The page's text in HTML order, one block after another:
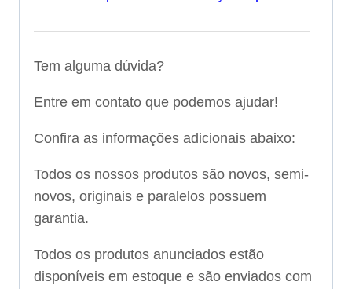
———————————————————–
Tem alguma dúvida?
Entre em contato que podemos ajudar!
Confira as informações adicionais abaixo:
Todos os nossos produtos são novos, semi-
novos, originais e paralelos possuem
garantia.
Todos os produtos anunciados estão
disponíveis em estoque e são enviados com